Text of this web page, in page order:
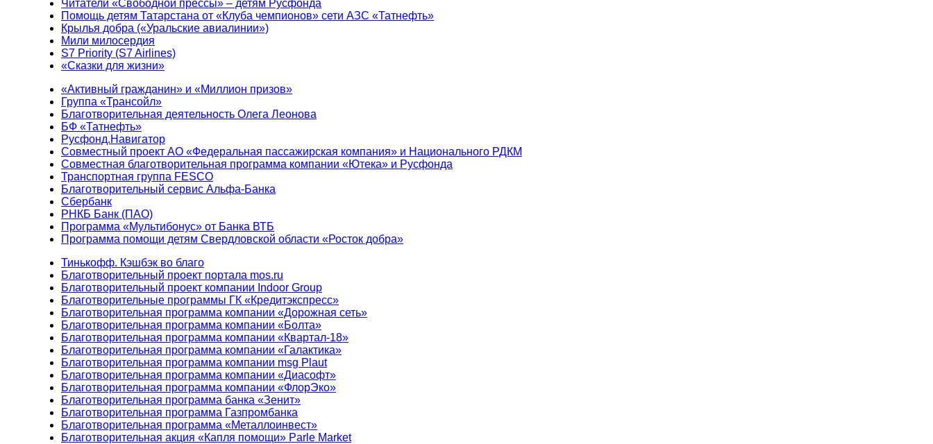
Читатели «Свободной прессы» – детям Русфонда
Помощь детям Татарстана от «Клуба чемпионов» сети АЗС «Татнефть»
Крылья добра («Уральские авиалинии»)
Мили милосердия
S7 Priority (S7 Airlines)
«Сказки для жизни»
«Активный гражданин» и «Миллион призов»
Группа «Трансойл»
Благотворительная деятельность Олега Леонова
БФ «Татнефть»
Русфонд.Навигатор
Совместный проект АО «Федеральная пассажирская компания» и Национального РДКМ
Совместная благотворительная программа компании «Ютека» и Русфонда
Транспортная группа FESCO
Благотворительный сервис Альфа-Банка
Сбербанк
РНКБ Банк (ПАО)
Программа «Мультибонус» от Банка ВТБ
Программа помощи детям Свердловской области «Росток добра»
Тинькофф. Кэшбэк во благо
Благотворительный проект портала mos.ru
Благотворительный проект компании Indoor Group
Благотворительные программы ГК «Кредитэкспресс»
Благотворительная программа компании «Дорожная сеть»
Благотворительная программа компании «Болта»
Благотворительная программа компании «Квартал-18»
Благотворительная программа компании «Галактика»
Благотворительная программа компании msg Plaut
Благотворительная программа компании «Диасофт»
Благотворительная программа компании «ФлорЭко»
Благотворительная программа банка «Зенит»
Благотворительная программа Газпромбанка
Благотворительная программа «Металлоинвест»
Благотворительная акция «Капля помощи» Parle Market